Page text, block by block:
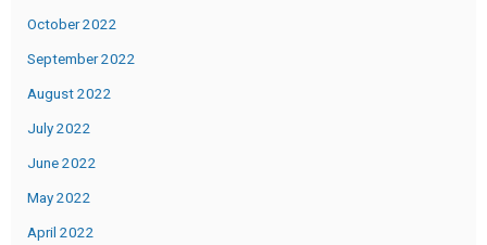
October 2022
September 2022
August 2022
July 2022
June 2022
May 2022
April 2022